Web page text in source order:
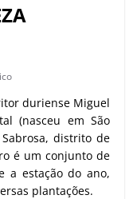
duriense Miguel
(nasceu em São
distrito de
é um conjunto de
a estação do ano,
plantações.